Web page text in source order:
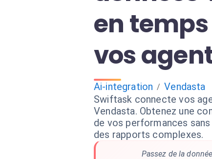
en
vos
Ai-integration / Vendasta
Swiftask connecte vos
Vendasta. Obtenez une
de vos performances
des rapports complexes.
Passez de la